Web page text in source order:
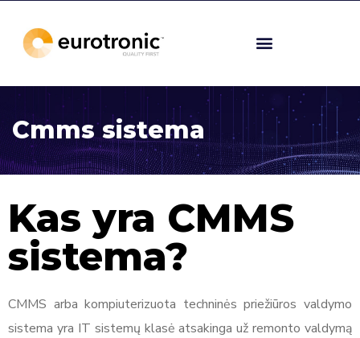
Cmms sistema
Kas yra CMMS
sistema?
CMMS arba kompiuterizuota techninės priežiūros valdymo
sistema yra IT sistemų klasė atsakinga už remonto valdymą